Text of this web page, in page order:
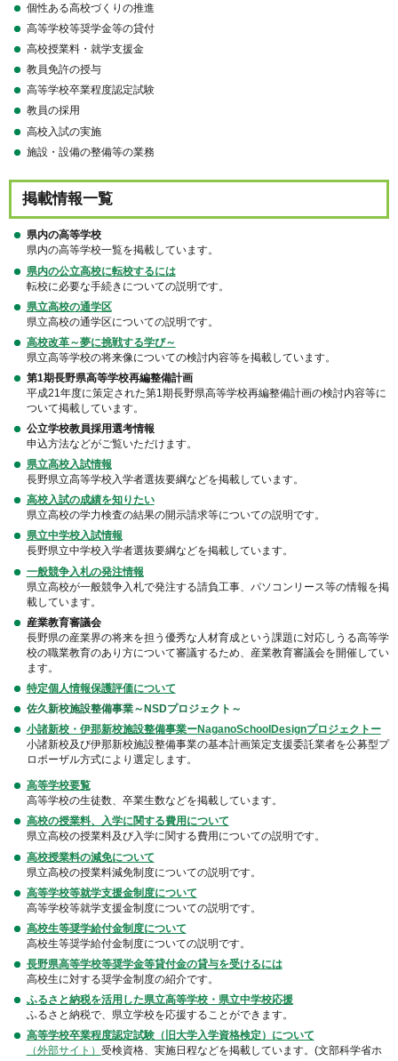
個性ある高校づくりの推進
高等学校等奨学金等の貸付
高校授業料・就学支援金
教員免許の授与
高等学校卒業程度認定試験
教員の採用
高校入試の実施
施設・設備の整備等の業務
掲載情報一覧
県内の高等学校
県内の高等学校一覧を掲載しています。
県内の公立高校に転校するには
転校に必要な手続きについての説明です。
県立高校の通学区
県立高校の通学区についての説明です。
高校改革～夢に挑戦する学び～
県立高等学校の将来像についての検討内容等を掲載しています。
第1期長野県高等学校再編整備計画
平成21年度に策定された第1期長野県高等学校再編整備計画の検討内容等に
ついて掲載しています。
公立学校教員採用選考情報
申込方法などがご覧いただけます。
県立高校入試情報
長野県立高等学校入学者選抜要綱などを掲載しています。
高校入試の成績を知りたい
県立高校の学力検査の結果の開示請求等についての説明です。
県立中学校入試情報
長野県立中学校入学者選抜要綱などを掲載しています。
一般競争入札の発注情報
県立高校が一般競争入札で発注する請負工事、パソコンリース等の情報を掲
載しています。
産業教育審議会
長野県の産業界の将来を担う優秀な人材育成という課題に対応しうる高等学
校の職業教育のあり方について審議するため、産業教育審議会を開催してい
ます。
特定個人情報保護評価について
佐久新校施設整備事業～NSDプロジェクト～
小諸新校・伊那新校施設整備事業ーNaganoSchoolDesignプロジェクトー
小諸新校及び伊那新校施設整備事業の基本計画策定支援委託業者を公募型プ
ロポーザル方式により選定します。
高等学校要覧
高等学校の生徒数、卒業生数などを掲載しています。
高校の授業料、入学に関する費用について
県立高校の授業料及び入学に関する費用についての説明です。
高校授業料の減免について
県立高校の授業料減免制度についての説明です。
高等学校等就学支援金制度について
高等学校等就学支援金制度についての説明です。
高校生等奨学給付金制度について
高校生等奨学給付金制度についての説明です。
長野県高等学校等奨学金等貸付金の貸与を受けるには
高校生に対する奨学金制度の紹介です。
ふるさと納税を活用した県立高等学校・県立中学校応援
ふるさと納税で、県立学校を応援することができます。
高等学校卒業程度認定試験（旧大学入学資格検定）について
（外部サイト） 受検資格、実施日程などを掲載しています。(文部科学省ホ